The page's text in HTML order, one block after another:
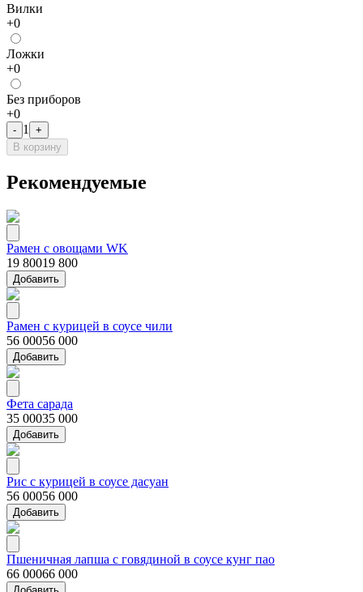
Bилки
+0
Лoжки
+0
Без приборов
+0
- 1
+
В корзину
Рекомендуемые
Рамен с овощами WK
19 80019 800
Добавить
Рамен с курицей в соусе чили
56 00056 000
Добавить
Фета сарада
35 00035 000
Добавить
Рис с курицей в соусе дасуан
56 00056 000
Добавить
Пшеничная лапша с говядиной в соусе кунг пао
66 00066 000